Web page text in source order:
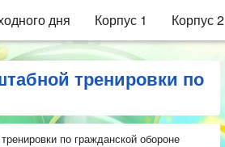
дня Корпус 1 Корпус 2
тренировки по
по гражданской обороне